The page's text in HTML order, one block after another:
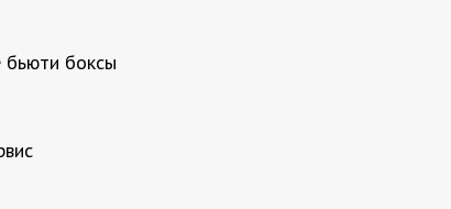
бьюти боксы